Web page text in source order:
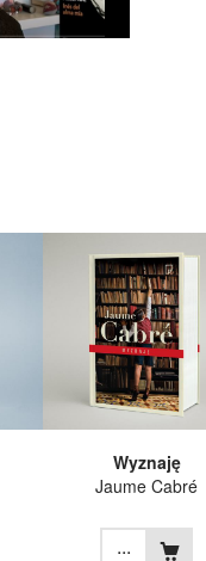
Wyznaję
Jaume Cabré
...